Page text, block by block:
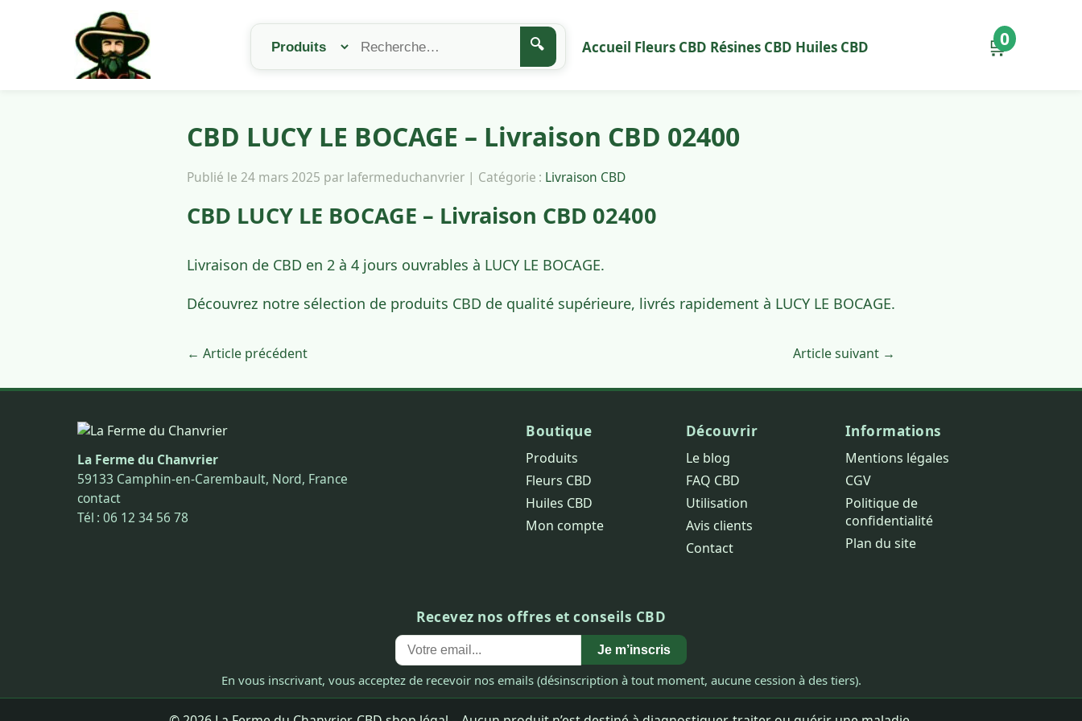
🔍 Accueil Fleurs CBD Résines CBD Huiles CBD 🛒
0
CBD LUCY LE BOCAGE – Livraison CBD 02400
Publié le 24 mars 2025 par lafermeduchanvrier | Catégorie : Livraison CBD
CBD LUCY LE BOCAGE – Livraison CBD 02400
Livraison de CBD en 2 à 4 jours ouvrables à LUCY LE BOCAGE.
Découvrez notre sélection de produits CBD de qualité supérieure, livrés rapidement à LUCY LE BOCAGE.
← Article précédent Article suivant →
La Ferme du Chanvrier
59133 Camphin-en-Carembault, Nord, France
contact
Tél : 06 12 34 56 78
Boutique
Produits
Fleurs CBD
Huiles CBD
Mon compte
Découvrir
Le blog
FAQ CBD
Utilisation
Avis clients
Contact
Informations
Mentions légales
CGV
Politique de
confidentialité
Plan du site
Recevez nos offres et conseils CBD
Je m’inscris
En vous inscrivant, vous acceptez de recevoir nos emails (désinscription à tout moment, aucune cession à des tiers).